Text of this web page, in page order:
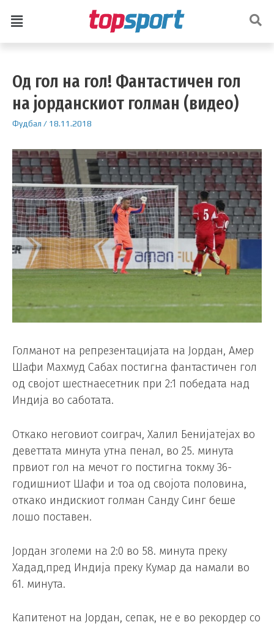
Од гол на гол! Фантастичен гол
на јорданскиот голман (видео)
Фудбал / 18.11.2018
Голманот на репрезентацијата на Јордан, Амер
Шафи Махмуд Сабах постигна фантастичен гол
од својот шестнаесетник при 2:1 победата над
Индија во саботата.
Откако неговиот соиграч, Халил Бенијатејах во
деветтата минута утна пенал, во 25. минута
првиот гол на мечот го постигна токму 36-
годишниот Шафи и тоа од својота половина,
откако индискиот голман Санду Синг беше
лошо поставен.
Јордан зголеми на 2:0 во 58. минута преку
Хадад,пред Индија преку Кумар да намали во
61. минута.
Капитенот на Јордан, сепак, не е во рекордер со